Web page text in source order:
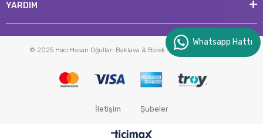
YARDIM
© 2025 Hacı Hasan Oğulları Baklava & Börek - Tüm Hakları Saklıdır.
İletişim Şubeler
Whatsapp Hattı